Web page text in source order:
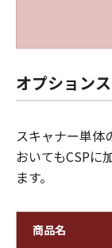
オプション
スキャナー単体
おいてもCSPに
ます。
商品名